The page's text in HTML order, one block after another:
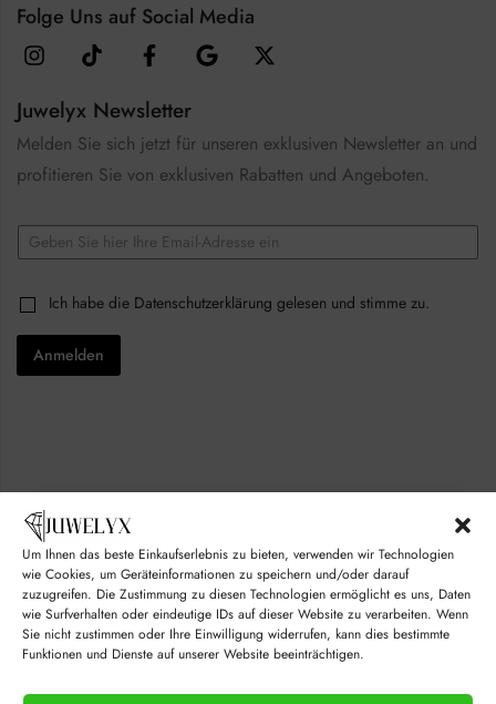
Um Ihnen das beste Einkaufserlebnis zu bieten, verwenden wir Technologien
wie Cookies, um Geräteinformationen zu speichern und/oder darauf
zuzugreifen. Die Zustimmung zu diesen Technologien ermöglicht es uns, Daten
wie Surfverhalten oder eindeutige IDs auf dieser Website zu verarbeiten. Wenn
Sie nicht zustimmen oder Ihre Einwilligung widerrufen, kann dies bestimmte
Funktionen und Dienste auf unserer Website beeinträchtigen.
Folge Uns auf Social Media
Juwelyx Newsletter
Melden Sie sich jetzt für unseren exklusiven Newsletter an und
profitieren Sie von exklusiven Rabatten und Angeboten.
E
lh
c
b
E
C
h
e
k
*
Ich habe die Datenschutzerklärung gelesen und stimme zu.
Anmelden